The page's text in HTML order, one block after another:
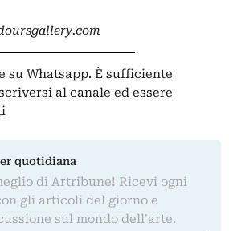
su Whatsapp. È sufficiente
al canale ed essere
quotidiana
di Artribune! Ricevi ogni
gli articoli del giorno e
sul mondo dell'arte.